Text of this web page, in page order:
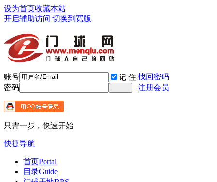
设为首页收藏本站
开启辅助访问 切换到宽版
账号 记 住 找回密码
密码
注册会员
只需一步，快速开始
快捷导航
首页Portal
目录Guide